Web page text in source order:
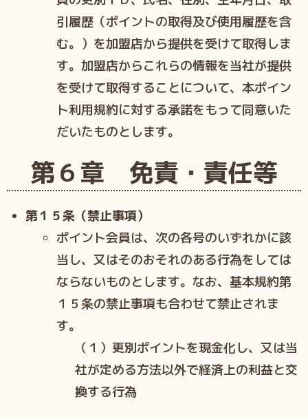
引履歴（ポイントの取得及び使⽤履歴を含
む。）を加盟店から提供を受けて取得しま
す。加盟店からこれらの情報を当社が提供
を受けて取得することについて、本ポイン
ト利⽤規約に対する承諾をもって同意いた
だいたものとします。
第６章 免責・責任等
第１５条（禁止事項）
ポイント会員は、次の各号のいずれかに該
当し、⼜はそのおそれのある⾏為をしては
ならないものとします。なお、基本規約第
１５条の禁⽌事項も合わせて禁⽌されま
す。
（１）更別ポイントを現⾦化し、⼜は当
社が定める⽅法以外で経済上の利益と交
換する⾏為